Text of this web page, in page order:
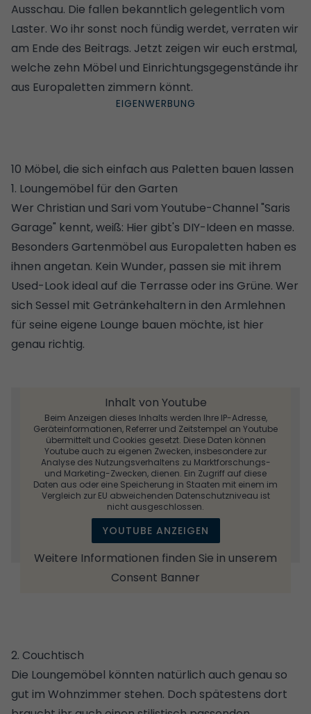
Ausschau. Die fallen bekanntlich gelegentlich vom
Laster. Wo ihr sonst noch fündig werdet, verraten wir
am Ende des Beitrags. Jetzt zeigen wir euch erstmal,
welche zehn Möbel und Einrichtungsgegenstände ihr
aus Europaletten zimmern könnt.
10 Möbel, die sich einfach aus Paletten bauen lassen
1. Loungemöbel für den Garten
Wer Christian und Sari vom Youtube-Channel "Saris
Garage" kennt, weiß: Hier gibt's DIY-Ideen en masse.
Besonders Gartenmöbel aus Europaletten haben es
ihnen angetan. Kein Wunder, passen sie mit ihrem
Used-Look ideal auf die Terrasse oder ins Grüne. Wer
sich Sessel mit Getränkehaltern in den Armlehnen
für seine eigene Lounge bauen möchte, ist hier
genau richtig.
Inhalt von Youtube
Beim Anzeigen dieses Inhalts werden Ihre IP-Adresse,
Geräteinformationen, Referrer und Zeitstempel an Youtube
übermittelt und Cookies gesetzt. Diese Daten können
Youtube auch zu eigenen Zwecken, insbesondere zur
Analyse des Nutzungsverhaltens zu Marktforschungs-
und Marketing-Zwecken, dienen. Ein Zugriff auf diese
Daten aus oder eine Speicherung in Staaten mit einem im
Vergleich zur EU abweichenden Datenschutzniveau ist
nicht ausgeschlossen.
YOUTUBE ANZEIGEN
Weitere Informationen finden Sie in unserem
Consent Banner
2. Couchtisch
Die Loungemöbel könnten natürlich auch genau so
gut im Wohnzimmer stehen. Doch spätestens dort